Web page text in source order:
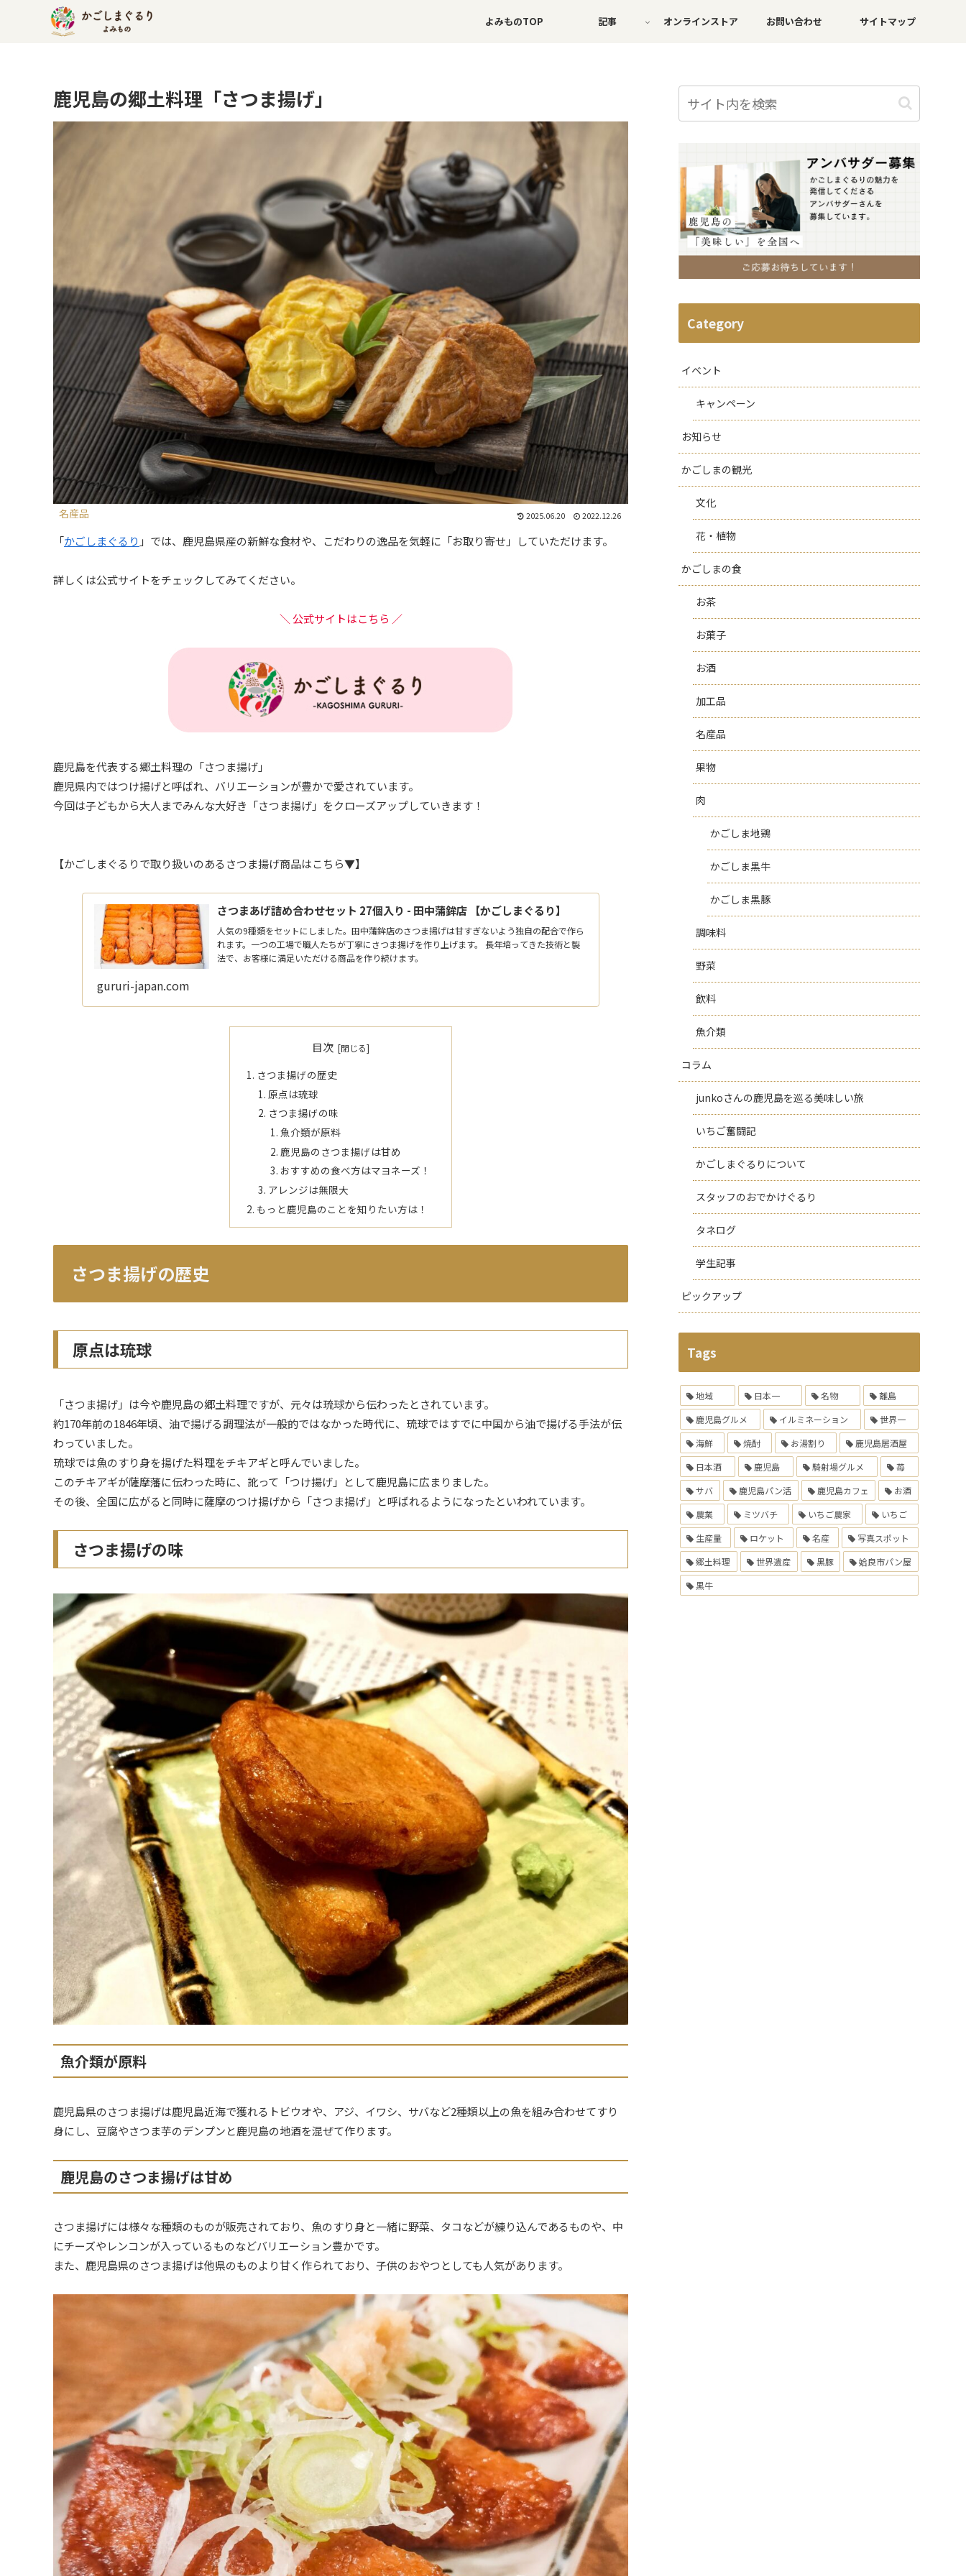
よみものTOP 記事 オンラインストア お問い合わせ サイトマップ
鹿児島の郷土料理「さつま揚げ」
名産品 2025.06.20 2022.12.26
「かごしまぐるり 」では、鹿児島県産の新鮮な食材や、こだわりの逸品を気軽に「お取り寄せ」していただけます。
詳しくは公式サイトをチェックしてみてください。
＼ 公式サイトはこちら ／
鹿児島を代表する郷土料理の「さつま揚げ」
鹿児県内ではつけ揚げと呼ばれ、バリエーションが豊かで愛されています。
今回は子どもから大人までみんな大好き「さつま揚げ」をクローズアップしていきます！
【かごしまぐるりで取り扱いのあるさつま揚げ商品はこちら▼】
さつまあげ詰め合わせセット 27個入り - 田中蒲鉾店 【かごしまぐるり】
人気の9種類をセットにしました。田中蒲鉾店のさつま揚げは甘すぎないよう独自の配合で作ら
れます。一つの工場で職人たちが丁寧にさつま揚げを作り上げます。 長年培ってきた技術と製
法で、お客様に満足いただける商品を作り続けます。
gururi-japan.com
目次
さつま揚げの歴史
原点は琉球
さつま揚げの味
魚介類が原料
鹿児島のさつま揚げは甘め
おすすめの食べ方はマヨネーズ！
アレンジは無限大
もっと鹿児島のことを知りたい方は！
さつま揚げの歴史
原点は琉球
「さつま揚げ」は今や鹿児島の郷土料理ですが、元々は琉球から伝わったとされています。
約170年前の1846年頃、油で揚げる調理法が一般的ではなかった時代に、琉球ではすでに中国から油で揚げる手法が伝
わっていました。
琉球では魚のすり身を揚げた料理をチキアギと呼んでいました。
このチキアギが薩摩藩に伝わった時に、訛って「つけ揚げ」として鹿児島に広まりました。
その後、全国に広がると同時に薩摩のつけ揚げから「さつま揚げ」と呼ばれるようになったといわれています。
さつま揚げの味
魚介類が原料
鹿児島県のさつま揚げは鹿児島近海で獲れるトビウオや、アジ、イワシ、サバなど2種類以上の魚を組み合わせてすり
身にし、豆腐やさつま芋のデンプンと鹿児島の地酒を混ぜて作ります。
鹿児島のさつま揚げは甘め
さつま揚げには様々な種類のものが販売されており、魚のすり身と一緒に野菜、タコなどが練り込んであるものや、中
にチーズやレンコンが入っているものなどバリエーション豊かです。
また、鹿児島県のさつま揚げは他県のものより甘く作られており、子供のおやつとしても人気があります。
Category
イベント
キャンペーン
お知らせ
かごしまの観光
文化
花・植物
かごしまの食
お茶
お菓子
お酒
加工品
名産品
果物
肉
かごしま地鶏
かごしま黒牛
かごしま黒豚
調味料
野菜
飲料
魚介類
コラム
junkoさんの鹿児島を巡る美味しい旅
いちご奮闘記
かごしまぐるりについて
スタッフのおでかけぐるり
タネログ
学生記事
ピックアップ
Tags
地域 日本一 名物
離島
鹿児島グルメ
イルミネーション
世界一
海鮮
焼酎 お湯割り
鹿児島居酒屋
日本酒
鹿児島 騎射場グルメ
苺
サバ
鹿児島パン活 鹿児島カフェ
お酒
農業
ミツバチ いちご農家
いちご
生産量
ロケット 名産
写真スポット
郷土料理
世界遺産 黒豚
姶良市パン屋
黒牛